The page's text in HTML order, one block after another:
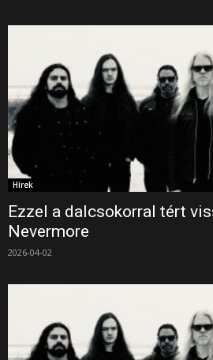
Hírek
Ezzel a dalcsokorral tért
Nevermore
2026-04-02